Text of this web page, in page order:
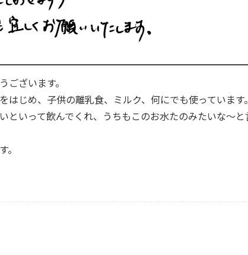
ございます。
はじめ、子供の離乳食、ミルク、何にでも使っていま
といって飲んでくれ、うちもこのお水たのみたいな～と